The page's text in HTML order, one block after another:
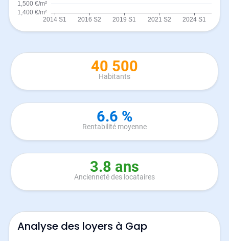
40 500
Habitants
6.6 %
Rentabilité moyenne
3.8 ans
Ancienneté des locataires
Analyse des loyers à Gap